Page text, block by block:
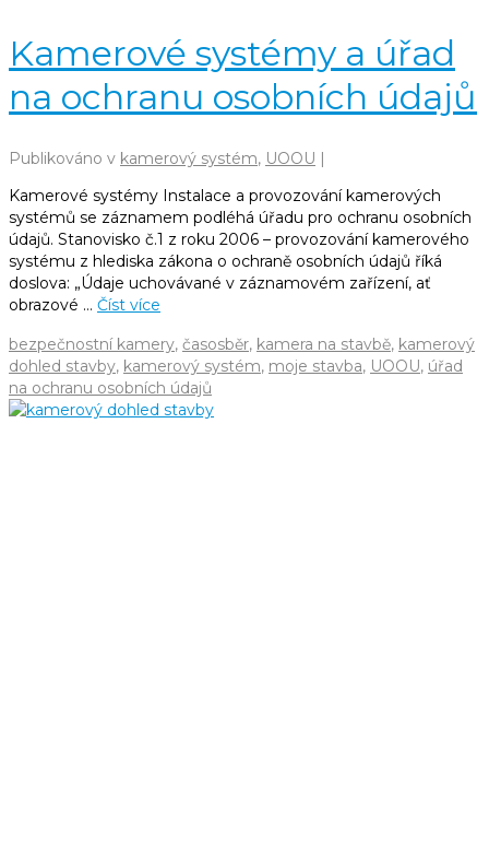
Kamerové systémy a úřad
na ochranu osobních údajů
Publikováno v kamerový systém, UOOU
Kamerové systémy Instalace a provozování kamerových
systémů se záznamem podléhá úřadu pro ochranu osobních
údajů. Stanovisko č.1 z roku 2006 – provozování kamerového
systému z hlediska zákona o ochraně osobních údajů říká
doslova: „Údaje uchovávané v záznamovém zařízení, ať
obrazové … Číst více
bezpečnostní kamery, časosběr, kamera na stavbě, kamerový
dohled stavby, kamerový systém, moje stavba, UOOU, úřad
na ochranu osobních údajů